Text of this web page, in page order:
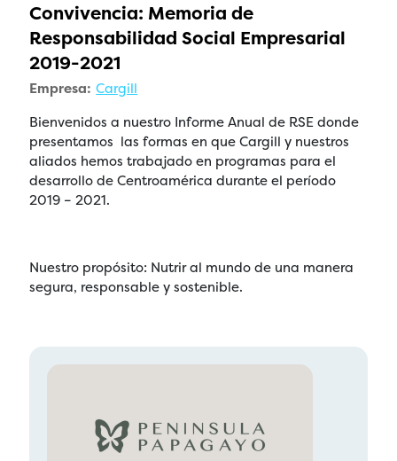
Convivencia: Memoria de
Responsabilidad Social Empresarial
2019-2021
Empresa: Cargill
Bienvenidos a nuestro Informe Anual de RSE donde
presentamos las formas en que Cargill y nuestros
aliados hemos trabajado en programas para el
desarrollo de Centroamérica durante el período
2019 – 2021.
Nuestro propósito: Nutrir al mundo de una manera
segura, responsable y sostenible.